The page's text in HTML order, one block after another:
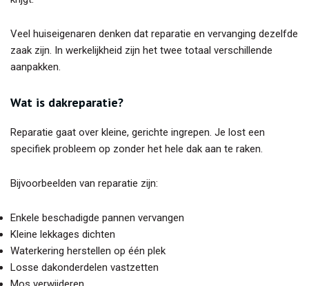
Veel huiseigenaren denken dat reparatie en vervanging dezelfde
zaak zijn. In werkelijkheid zijn het twee totaal verschillende
aanpakken.
Wat is dakreparatie?
Reparatie gaat over kleine, gerichte ingrepen. Je lost een
specifiek probleem op zonder het hele dak aan te raken.
Bijvoorbeelden van reparatie zijn:
Enkele beschadigde pannen vervangen
Kleine lekkages dichten
Waterkering herstellen op één plek
Losse dakonderdelen vastzetten